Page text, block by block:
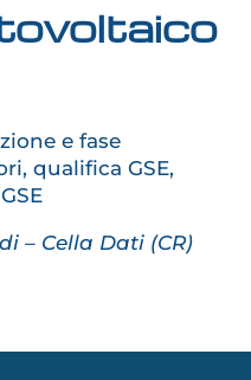
e fase
qualifica GSE,
– Cella Dati (CR)